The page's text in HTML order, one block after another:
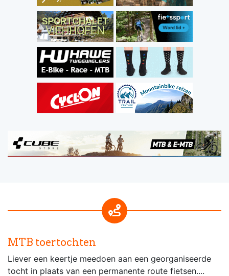
MTB toertochten
Liever een keertje meedoen aan een georganiseerde
tocht in plaats van een permanente route fietsen....